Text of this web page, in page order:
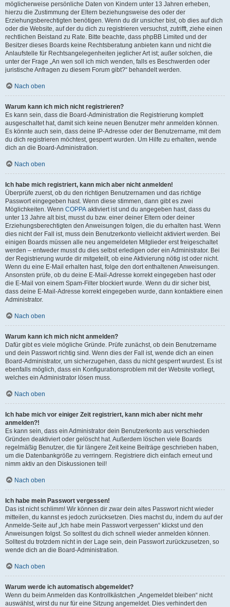
möglicherweise persönliche Daten von Kindern unter 13 Jahren erheben,
hierzu die Zustimmung der Eltern beziehungsweise des oder der
Erziehungsberechtigten benötigen. Wenn du dir unsicher bist, ob dies auf dich
oder die Website, auf der du dich zu registrieren versuchst, zutrifft, ziehe einen
rechtlichen Beistand zu Rate. Bitte beachte, dass phpBB Limited und der
Besitzer dieses Boards keine Rechtsberatung anbieten kann und nicht die
Anlaufstelle für Rechtsangelegenheiten jeglicher Art ist; außer solchen, die
unter der Frage „An wen soll ich mich wenden, falls es Beschwerden oder
juristische Anfragen zu diesem Forum gibt?“ behandelt werden.
Nach oben
Warum kann ich mich nicht registrieren?
Es kann sein, dass die Board-Administration die Registrierung komplett
ausgeschaltet hat, damit sich keine neuen Benutzer mehr anmelden können.
Es könnte auch sein, dass deine IP-Adresse oder der Benutzername, mit dem
du dich registrieren möchtest, gesperrt wurden. Um Hilfe zu erhalten, wende
dich an die Board-Administration.
Nach oben
Ich habe mich registriert, kann mich aber nicht anmelden!
Überprüfe zuerst, ob du den richtigen Benutzernamen und das richtige
Passwort eingegeben hast. Wenn diese stimmen, dann gibt es zwei
Möglichkeiten. Wenn COPPA aktiviert ist und du angegeben hast, dass du
unter 13 Jahre alt bist, musst du bzw. einer deiner Eltern oder deiner
Erziehungsberechtigten den Anweisungen folgen, die du erhalten hast. Wenn
dies nicht der Fall ist, muss dein Benutzerkonto vielleicht aktiviert werden. Bei
einigen Boards müssen alle neu angemeldeten Mitglieder erst freigeschaltet
werden – entweder musst du dies selbst erledigen oder ein Administrator. Bei
der Registrierung wurde dir mitgeteilt, ob eine Aktivierung nötig ist oder nicht.
Wenn du eine E-Mail erhalten hast, folge den dort enthaltenen Anweisungen.
Ansonsten prüfe, ob du deine E-Mail-Adresse korrekt eingegeben hast oder
die E-Mail von einem Spam-Filter blockiert wurde. Wenn du dir sicher bist,
dass deine E-Mail-Adresse korrekt eingegeben wurde, dann kontaktiere einen
Administrator.
Nach oben
Warum kann ich mich nicht anmelden?
Dafür gibt es viele mögliche Gründe. Prüfe zunächst, ob dein Benutzername
und dein Passwort richtig sind. Wenn dies der Fall ist, wende dich an einen
Board-Administrator, um sicherzugehen, dass du nicht gesperrt wurdest. Es ist
ebenfalls möglich, dass ein Konfigurationsproblem mit der Website vorliegt,
welches ein Administrator lösen muss.
Nach oben
Ich habe mich vor einiger Zeit registriert, kann mich aber nicht mehr
anmelden?!
Es kann sein, dass ein Administrator dein Benutzerkonto aus verschieden
Gründen deaktiviert oder gelöscht hat. Außerdem löschen viele Boards
regelmäßig Benutzer, die für längere Zeit keine Beiträge geschrieben haben,
um die Datenbankgröße zu verringern. Registriere dich einfach erneut und
nimm aktiv an den Diskussionen teil!
Nach oben
Ich habe mein Passwort vergessen!
Das ist nicht schlimm! Wir können dir zwar dein altes Passwort nicht wieder
mitteilen, du kannst es jedoch zurücksetzen. Dies machst du, indem du auf der
Anmelde-Seite auf „Ich habe mein Passwort vergessen“ klickst und den
Anweisungen folgst. So solltest du dich schnell wieder anmelden können.
Solltest du trotzdem nicht in der Lage sein, dein Passwort zurückzusetzen, so
wende dich an die Board-Administration.
Nach oben
Warum werde ich automatisch abgemeldet?
Wenn du beim Anmelden das Kontrollkästchen „Angemeldet bleiben“ nicht
auswählst, wirst du nur für eine Sitzung angemeldet. Dies verhindert den